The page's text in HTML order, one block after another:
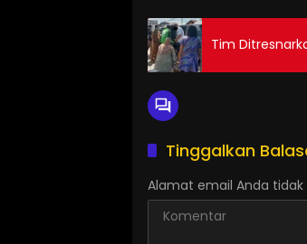
Tim
Tinggalkan
Alamat email Anda tidak